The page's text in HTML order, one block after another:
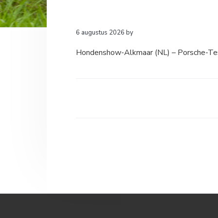
a
v
o
u
k
s
6 augustus 2026 by
Hondenshow-Alkmaar (NL) – Porsche-